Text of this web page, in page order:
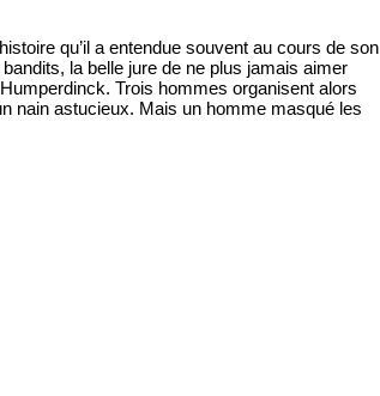
qu’il a entendue souvent au cours de son
la belle jure de ne plus jamais aimer
Trois hommes organisent alors
nain astucieux. Mais un homme masqué les